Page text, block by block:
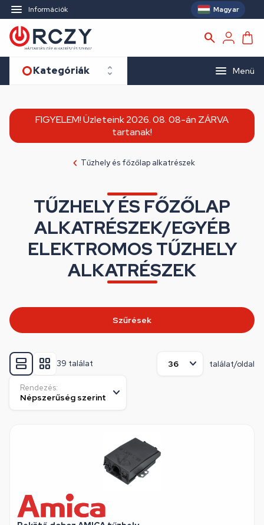
Információk Magyar
Kategóriák Menü
FIGYELEM! Üzleteink 2026. 08. 08-án ZÁRVA
tartanak!
Tűzhely és főzőlap alkatrészek
TŰZHELY ÉS FŐZŐLAP
ALKATRÉSZEK/EGYÉB
ELEKTROMOS TŰZHELY
ALKATRÉSZEK
39 találat találat/oldal
Rendezés:
Szűrések